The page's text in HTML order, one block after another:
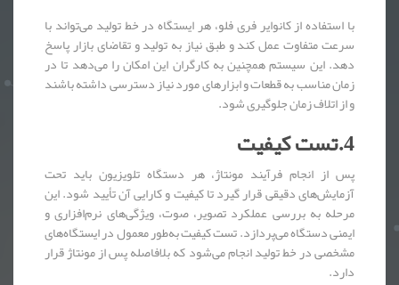
با استفاده از کانوایر فری فلو، هر ایستگاه در خط تولید می‌تواند با
سرعت متفاوت عمل کند و طبق نیاز به تولید و تقاضای بازار پاسخ
دهد. این سیستم همچنین به کارگران این امکان را می‌دهد تا در
زمان مناسب به قطعات و ابزارهای مورد نیاز دسترسی داشته باشند
و از اتلاف زمان جلوگیری شود.
4.تست کیفیت
پس از انجام فرآیند مونتاژ، هر دستگاه تلویزیون باید تحت
آزمایش‌های دقیقی قرار گیرد تا کیفیت و کارایی آن تأیید شود. این
مرحله به بررسی عملکرد تصویر، صوت، ویژگی‌های نرم‌افزاری و
ایمنی دستگاه می‌پردازد. تست کیفیت به‌طور معمول در ایستگاه‌های
مشخصی در خط تولید انجام می‌شود که بلافاصله پس از مونتاژ قرار
دارد.